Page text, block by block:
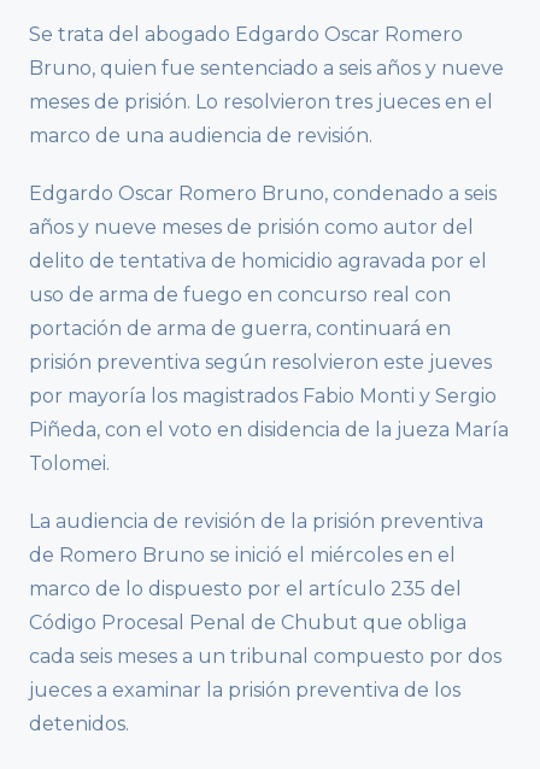
Se trata del abogado Edgardo Oscar Romero
Bruno, quien fue sentenciado a seis años y nueve
meses de prisión. Lo resolvieron tres jueces en el
marco de una audiencia de revisión.
Edgardo Oscar Romero Bruno, condenado a seis
años y nueve meses de prisión como autor del
delito de tentativa de homicidio agravada por el
uso de arma de fuego en concurso real con
portación de arma de guerra, continuará en
prisión preventiva según resolvieron este jueves
por mayoría los magistrados Fabio Monti y Sergio
Piñeda, con el voto en disidencia de la jueza María
Tolomei.
La audiencia de revisión de la prisión preventiva
de Romero Bruno se inició el miércoles en el
marco de lo dispuesto por el artículo 235 del
Código Procesal Penal de Chubut que obliga
cada seis meses a un tribunal compuesto por dos
jueces a examinar la prisión preventiva de los
detenidos.